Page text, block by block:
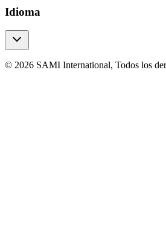
Idioma
© 2026 SAMI International, Todos los